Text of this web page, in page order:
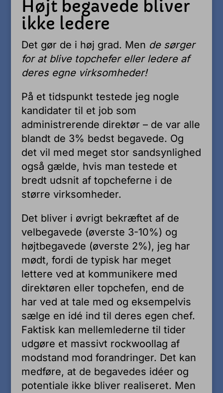
Højt begavede bliver
ikke ledere
Det gør de i høj grad. Men de sørger
for at blive topchefer eller ledere af
deres egne virksomheder!
På et tidspunkt testede jeg nogle
kandidater til et job som
administrerende direktør – de var alle
blandt de 3% bedst begavede. Og
det vil med meget stor sandsynlighed
også gælde, hvis man testede et
bredt udsnit af topcheferne i de
større virksomheder.
Det bliver i øvrigt bekræftet af de
velbegavede (øverste 3-10%) og
højtbegavede (øverste 2%), jeg har
mødt, fordi de typisk har meget
lettere ved at kommunikere med
direktøren eller topchefen, end de
har ved at tale med og eksempelvis
sælge en idé ind til deres egen chef.
Faktisk kan mellemlederne til tider
udgøre et massivt rockwoollag af
modstand mod forandringer. Det kan
medføre, at de begavedes idéer og
potentiale ikke bliver realiseret. Men